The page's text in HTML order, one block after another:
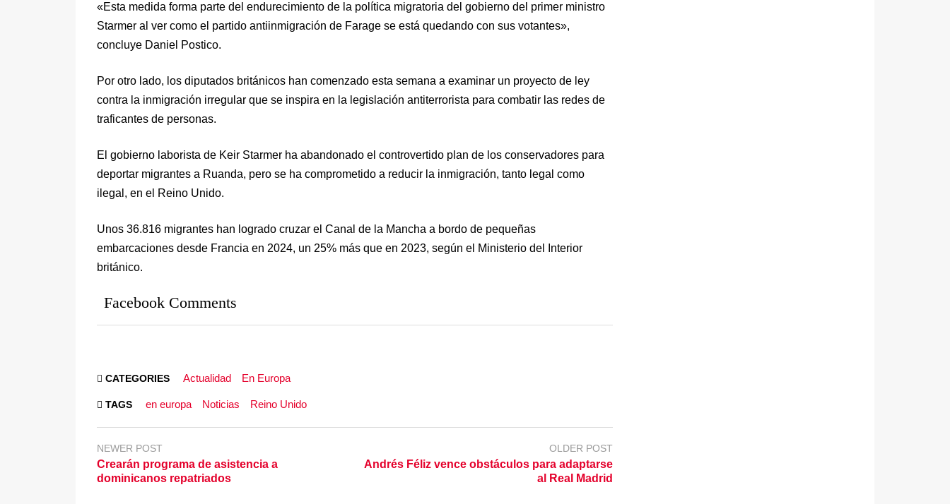
«Esta medida forma parte del endurecimiento de la política migratoria del gobierno del primer ministro
Starmer al ver como el partido antiinmigración de Farage se está quedando con sus votantes»,
concluye Daniel Postico.
Por otro lado, los diputados británicos han comenzado esta semana a examinar un proyecto de ley
contra la inmigración irregular que se inspira en la legislación antiterrorista para combatir las redes de
traficantes de personas.
El gobierno laborista de Keir Starmer ha abandonado el controvertido plan de los conservadores para
deportar migrantes a Ruanda, pero se ha comprometido a reducir la inmigración, tanto legal como
ilegal, en el Reino Unido.
Unos 36.816 migrantes han logrado cruzar el Canal de la Mancha a bordo de pequeñas
embarcaciones desde Francia en 2024, un 25% más que en 2023, según el Ministerio del Interior
británico.
Facebook Comments
CATEGORIES Actualidad En Europa
TAGS en europa Noticias Reino Unido
NEWER POST
Crearán programa de asistencia a
dominicanos repatriados
OLDER POST
Andrés Féliz vence obstáculos para adaptarse
al Real Madrid